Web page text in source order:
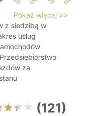
Pokaż więcej >>
z siedzibą w
usług
za
(121)